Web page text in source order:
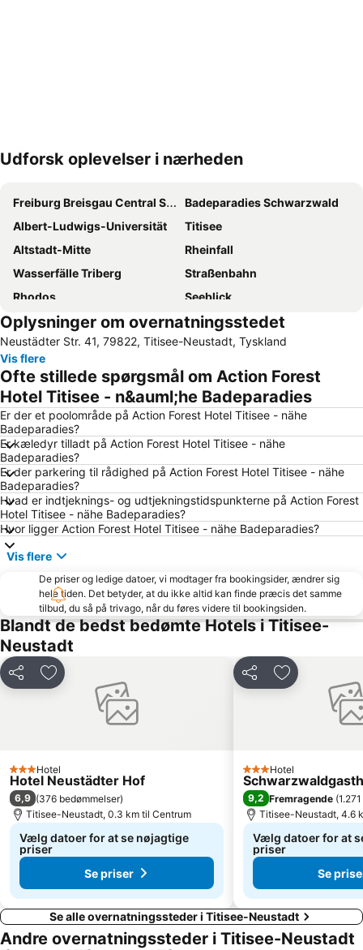
Udvid kort
Udforsk oplevelser i nærheden
Freiburg Breisgau Central Station
Badeparadies Schwarzwald
Albert-Ludwigs-Universität
Titisee
Altstadt-Mitte
Rheinfall
Wasserfälle Triberg
Straßenbahn
Rhodos
Seeblick
Schanzenzentrum Adler Skistadion
Feldberg
Berggasthaus Hochfirst
Ravennaschlucht
Schwarzwald Park
Musée Vauban
Oplysninger om overnatningsstedet
Neustädter Str. 41, 79822, Titisee-Neustadt, Tyskland
Vis flere
Ofte stillede spørgsmål om Action Forest
Hotel Titisee - n&auml;he Badeparadies
Er der et poolområde på Action Forest Hotel Titisee - nähe
Badeparadies?
Er kæledyr tilladt på Action Forest Hotel Titisee - nähe
Badeparadies?
Er der parkering til rådighed på Action Forest Hotel Titisee - nähe
Badeparadies?
Hvad er indtjeknings- og udtjekningstidspunkterne på Action Forest
Hotel Titisee - nähe Badeparadies?
Hvor ligger Action Forest Hotel Titisee - nähe Badeparadies?
Vis flere
De priser og ledige datoer, vi modtager fra bookingsider, ændrer sig
hele tiden. Det betyder, at du ikke altid kan finde præcis det samme
tilbud, du så på trivago, når du føres videre til bookingsiden.
Blandt de bedst bedømte Hotels i Titisee-
Neustadt
Del Føj til favoritter
3 Stjerner
Hotel
Hotel Neustädter Hof
6,9 (376 bedømmelser)
Titisee-Neustadt, 0.3 km til Centrum
Vælg datoer for at se nøjagtige
priser
Se priser
Del Føj til
3 Stjerner
Hotel
9,2 Fremragende (
Titisee-Neustadt, 4.6
Vælg datoer for at
priser
Se
Se alle overnatningssteder i Titisee-Neustadt
Andre overnatningssteder i Titisee-Neustadt